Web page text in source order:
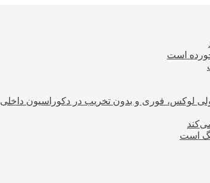
است
لوکس، فوری و بدون تخریب در دکوراسیون داخلی
است